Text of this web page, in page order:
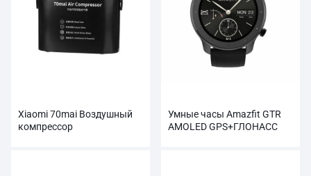
Xiaomi 70mai Воздушный
компрессор
Умные часы Amazfit GTR
AMOLED GPS+ГЛОНАСС